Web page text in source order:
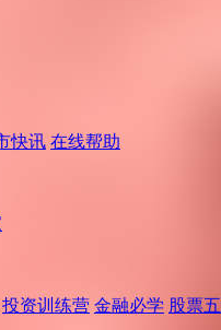
快讯 在线帮助
投资训练营 金融必学 股票